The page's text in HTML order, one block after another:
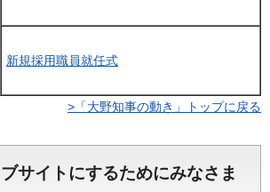
新規採用職員就任式
>「大野知事の動き」トップに戻る
サイトにするためにみなさま